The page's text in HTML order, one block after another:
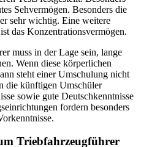
Sehvermögen. Besonders die
sehr wichtig. Eine weitere
das Konzentrationsvermögen.
muss in der Lage sein, lange
Wenn diese körperlichen
steht einer Umschulung nicht
die künftigen Umschüler
sowie gute Deutschkenntnisse
fordern besonders
Triebfahrzeugführer